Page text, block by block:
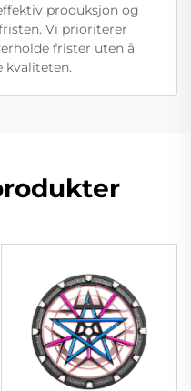
produksjon og
Vi prioriterer
frister uten å